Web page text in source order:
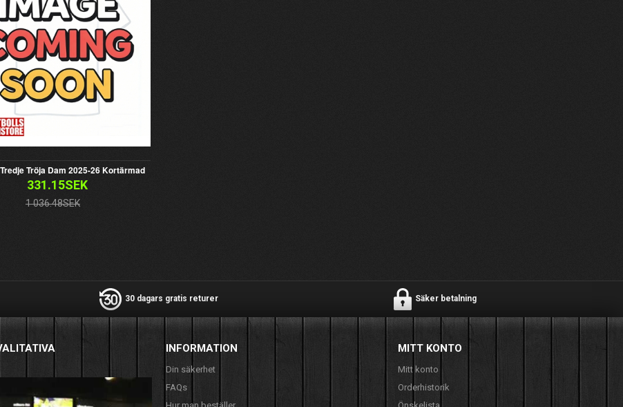
Tröja Dam 2025-26 Kortärmad
331.15SEK
1 036.48SEK
30 dagars gratis returer Säker betalning
INFORMATION
Din säkerhet
FAQs
MITT KONTO
Mitt konto
Orderhistorik